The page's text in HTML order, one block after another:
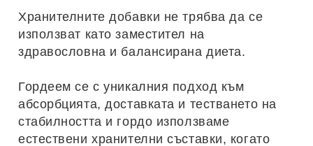
Хранителните добавки не трябва да се
използват като заместител на
здравословна и балансирана диета.
Гордеем се с уникалния подход към
абсорбцията, доставката и тестването на
стабилността и гордо използваме
естествени хранителни съставки, когато